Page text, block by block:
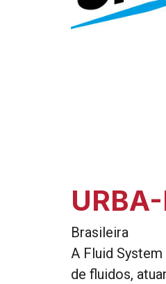
Brasileira
A Fluid
de fluidos,